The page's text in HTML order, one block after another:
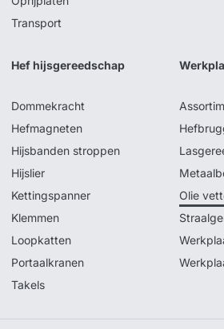
Transport
Hef hijsgereedschap
Dommekracht
Hefmagneten
Hijsbanden stroppen
Hijslier
Kettingspanner
Klemmen
Loopkatten
Portaalkranen
Takels
Olie